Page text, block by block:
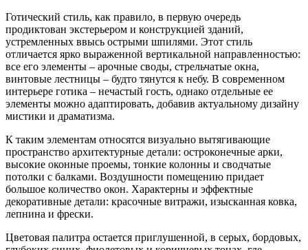
Готический стиль, как правило, в первую очередь
продиктован экстерьером и конструкцией зданий,
устремленных ввысь острыми шпилями. Этот стиль
отличается ярко выраженной вертикальной направленностью:
все его элементы – арочные своды, стрельчатые окна,
винтовые лестницы – будто тянутся к небу. В современном
интерьере готика – нечастый гость, однако отдельные ее
элементы можно адаптировать, добавив актуальному дизайну
мистики и драматизма.
К таким элементам относятся визуально вытягивающие
пространство архитектурные детали: остроконечные арки,
высокие оконные проемы, тонкие колонны и сводчатые
потолки с балками. Воздушности помещению придает
большое количество окон. Характерны и эффектные
декоративные детали: красочные витражи, изысканная ковка,
лепнина и фрески.
Цветовая палитра остается приглушенной, в серых, бордовых,